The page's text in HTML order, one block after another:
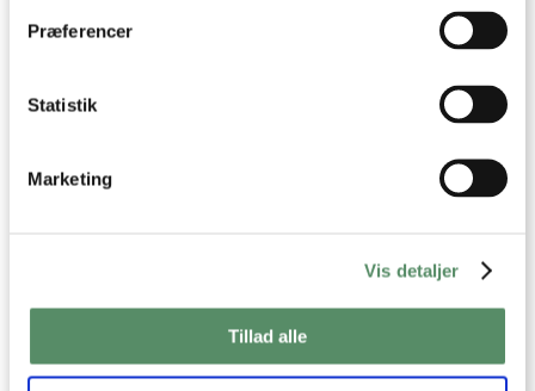
Præferencer
Statistik
Marketing
Vis detaljer
Tillad alle
God fornøjelse
signe due:
tilberedningsmæssigt enkle, forklaret virkelig godt, og lækre
og sunde.
besvar